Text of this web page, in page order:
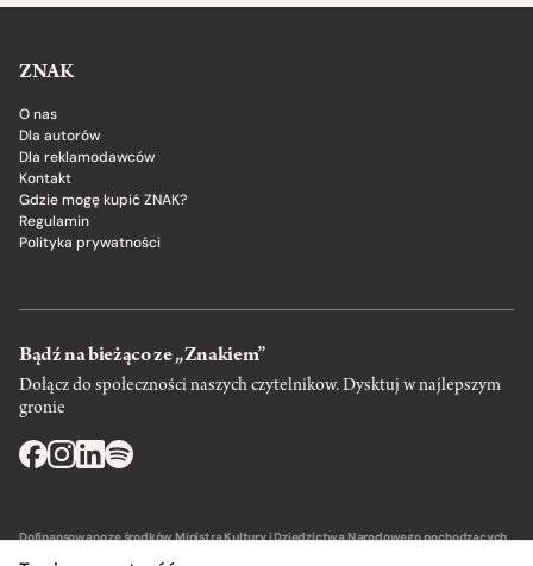
ZNAK
O nas
Dla autorów
Dla reklamodawców
Kontakt
Gdzie mogę kupić ZNAK?
Regulamin
Polityka prywatności
Bądź na bieżąco ze „Znakiem”
Dołącz do społeczności naszych czytelnikow. Dysktuj w najlepszym
gronie
Dofinansowano ze środków Ministra Kultury i Dziedzictwa Narodowego pochodzących